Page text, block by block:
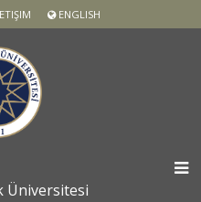
ENGLISH
Üniversitesi